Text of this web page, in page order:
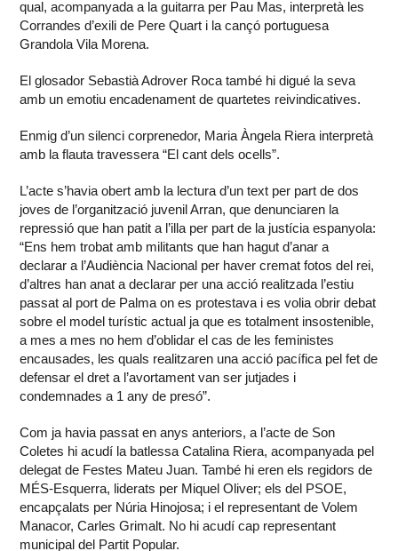
qual, acompanyada a la guitarra per Pau Mas, interpretà les
Corrandes d’exili de Pere Quart i la cançó portuguesa
Grandola Vila Morena.
El glosador Sebastià Adrover Roca també hi digué la seva
amb un emotiu encadenament de quartetes reivindicatives.
Enmig d’un silenci corprenedor, Maria Àngela Riera interpretà
amb la flauta travessera “El cant dels ocells”.
L’acte s’havia obert amb la lectura d’un text per part de dos
joves de l’organització juvenil Arran, que denunciaren la
repressió que han patit a l’illa per part de la justícia espanyola:
“Ens hem trobat amb militants que han hagut d’anar a
declarar a l’Audiència Nacional per haver cremat fotos del rei,
d’altres han anat a declarar per una acció realitzada l’estiu
passat al port de Palma on es protestava i es volia obrir debat
sobre el model turístic actual ja que es totalment insostenible,
a mes a mes no hem d’oblidar el cas de les feministes
encausades, les quals realitzaren una acció pacífica pel fet de
defensar el dret a l’avortament van ser jutjades i
condemnades a 1 any de presó”.
Com ja havia passat en anys anteriors, a l’acte de Son
Coletes hi acudí la batlessa Catalina Riera, acompanyada pel
delegat de Festes Mateu Juan. També hi eren els regidors de
MÉS-Esquerra, liderats per Miquel Oliver; els del PSOE,
encapçalats per Núria Hinojosa; i el representant de Volem
Manacor, Carles Grimalt. No hi acudí cap representant
municipal del Partit Popular.